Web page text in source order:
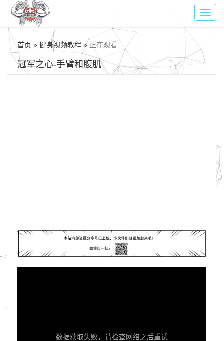
首页 » 健身视频教程 » 正在观看
冠军之心-手臂和腹肌
数据获取失败，请检查网络之后重试